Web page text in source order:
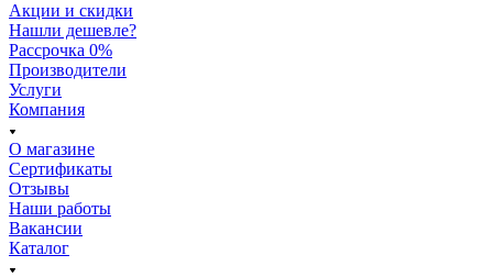
Акции и скидки
Нашли дешевле?
Рассрочка 0%
Производители
Услуги
Компания
О магазине
Сертификаты
Отзывы
Наши работы
Вакансии
Каталог